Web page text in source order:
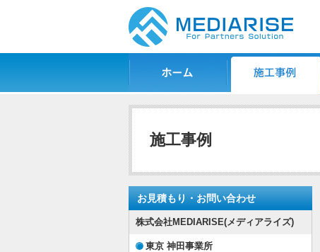
施工事例
お見積もり・お問い合わせ
株式会社MEDIARISE(メディアライズ)
東京 神田事業所